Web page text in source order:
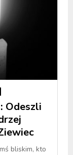
Odeszli
bliskim, kto